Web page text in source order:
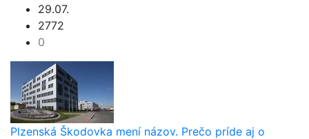
29.07.
2772
0
Plzenská Škodovka mení názov. Prečo príde aj o